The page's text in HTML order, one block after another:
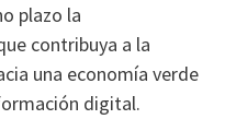
plazo la
contribuya a la
una economía verde
digital.